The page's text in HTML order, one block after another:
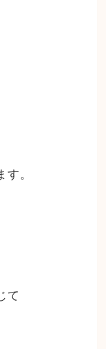
。
て